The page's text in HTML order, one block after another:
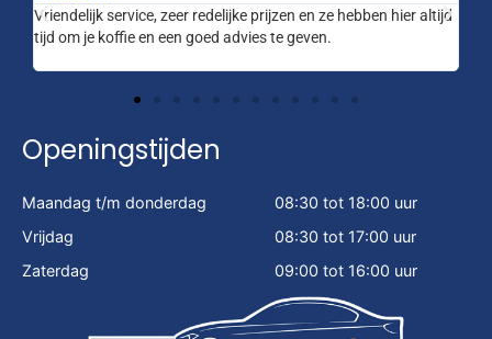
Vriendelijk service, zeer redelijke prijzen en ze hebben hier altijd
tijd om je koffie en een goed advies te geven.
Openingstijden
Maandag t/m donderdag
08:30 tot 18:00 uur
Vrijdag
08:30 tot 17:00 uur
Zaterdag
09:00 tot 16:00 uur